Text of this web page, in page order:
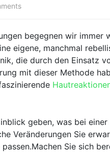
​begegnen wir ⁤immer⁢
eigene, manchmal
die durch den Einsatz
mit dieser Methode
geben, was ⁣bei
Veränderungen Sie
Sie sich